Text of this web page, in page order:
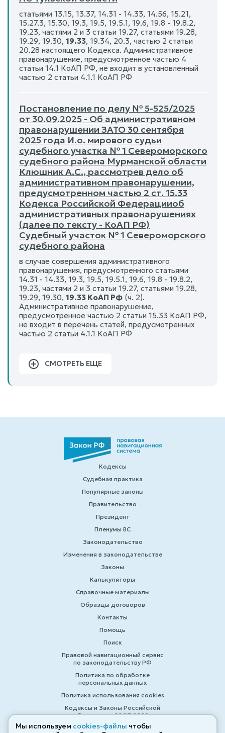
статьями 13.15, 13.37, 14.31 - 14.33, 14.56, 15.21,
15.27.3, 15.30, 19.3, 19.5, 19.5.1, 19.6, 19.8 - 19.8.2,
19.23, частями 2 и 3 статьи 19.27, статьями 19.28,
19.29, 19.30, 19.33, 19.34, 20.3, частью 2 статьи
20.28 настоящего Кодекса. Административное
правонарушение, предусмотренное частью 4
статьи 14.1 КоАП РФ, не входит в установленный
частью 2 статьи 4.1.1 КоАП РФ
Постановление по делу № 5-525/2025
от 30.09.2025 - Об административном
правонарушении ЗАТО 30 сентября
2025 года И.о. мирового судьи
судебного участка № 1 Североморского
судебного района Мурманской области
Клюшник А.С., рассмотрев дело об
административном правонарушении,
предусмотренном частью 2 ст. 15.33
Кодекса Российской Федерацииоб
административных правонарушениях
(далее по тексту - КоАП РФ)
Судебный участок № 1 Североморского
судебного района
в случае совершения административного
правонарушения, предусмотренного статьями
14.31 - 14.33, 19.3, 19.5, 19.5.1, 19.6, 19.8 - 19.8.2,
19.23, частями 2 и 3 статьи 19.27, статьями 19.28,
19.29, 19.30, 19.33 КоАП РФ (ч. 2).
Административное правонарушение,
предусмотренное частью 2 статьи 15.33 КоАП РФ,
не входит в перечень статей, предусмотренных
частью 2 статьи 4.1.1 КоАП РФ
СМОТРЕТЬ ЕЩЕ
Кодексы
Судебная практика
Популярные законы
Правительство
Президент
Пленумы ВС
Законодательство
Изменения в законодательстве
Законы
Калькуляторы
Справочные материалы
Образцы договоров
Контакты
Помощь
Поиск
Правовой навигационный сервис
по законодательству РФ
Политика по обработке
персональных данных
Политика использования cookies
Кодексы и Законы Российской
Федерации 2007-2026
Мы используем cookies-файлы чтобы